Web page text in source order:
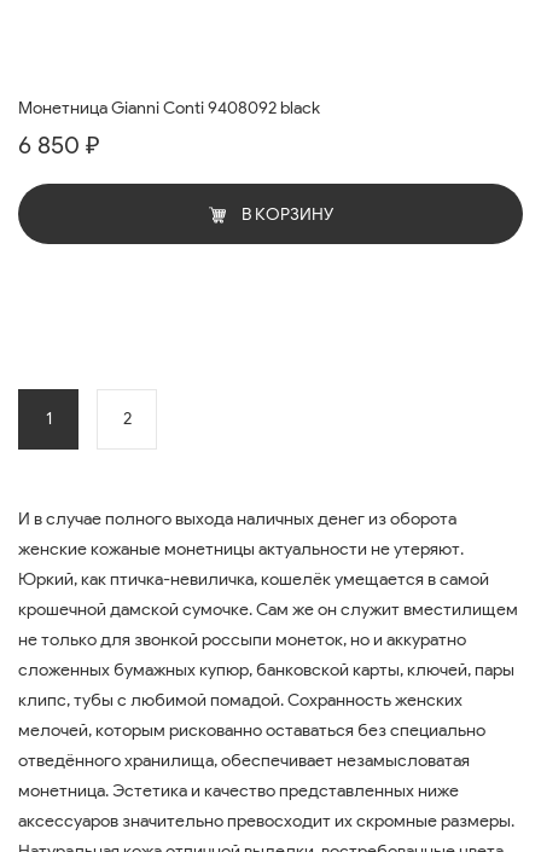
Монетница Gianni Conti 9408092 black
6 850 ₽
В КОРЗИНУ
1 2
И в случае полного выхода наличных денег из оборота
женские кожаные монетницы актуальности не утеряют.
Юркий, как птичка-невиличка, кошелёк умещается в самой
крошечной дамской сумочке. Сам же он служит вместилищем
не только для звонкой россыпи монеток, но и аккуратно
сложенных бумажных купюр, банковской карты, ключей, пары
клипс, тубы с любимой помадой. Сохранность женских
мелочей, которым рискованно оставаться без специально
отведённого хранилища, обеспечивает незамысловатая
монетница. Эстетика и качество представленных ниже
аксессуаров значительно превосходит их скромные размеры.